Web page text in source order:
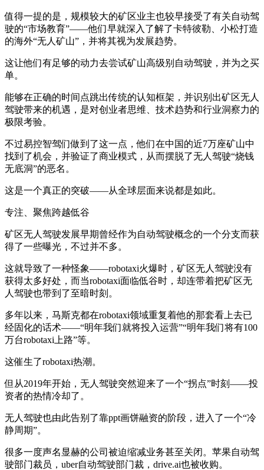
值得一提的是，规模较大的矿区业主也较早接受了有关自动驾
驶的“市场教育”——他们早就深入了解了卡特彼勒、小松打造
的海外“无人矿山”，并将其视为发展趋势。
这让他们有足够的动力去尝试矿山高级别自动驾驶，并为之买
单。
能够在正确的时间点跳出传统的认知框架，并识别出矿区无人
驾驶带来的机遇，是对创业者思维、技术趋势和行业洞察力的
极限考验。
不过易控智驾们做到了这一点，他们在中国的近7万座矿山中
找到了机会，并验证了商业模式，从而摆脱了无人驾驶“烧钱
无底洞”的恶名。
这是一个真正的突破——从全球层面来说都是如此。
专注、聚焦跨越低谷
矿区无人驾驶发展早期曾经作为自动驾驶概念的一个分支而获
得了一些曝光，不过并不多。
这就导致了一种怪象——robotaxi火爆时，矿区无人驾驶没有
获得太多好处，而当robotaxi面临低谷时，却连带着把矿区无
人驾驶也带到了至暗时刻。
多年以来，马斯克都在robotaxi领域重复着他的那套看上去已
经固化的话术——“明年我们就将投入运营”“明年我们将有100
万台robotaxi上路”等。
这催生了robotaxi热潮。
但从2019年开始，无人驾驶突然迎来了一个“拐点”时刻——投
资者的热情冷却了。
无人驾驶也由此告别了靠ppt画饼融资的阶段，进入了一个“冷
静周期”。
很多一度声名显赫的公司被迫缩减业务甚至关闭。苹果自动驾
驶部门裁员，uber自动驾驶部门裁，drive.ai也被收购。